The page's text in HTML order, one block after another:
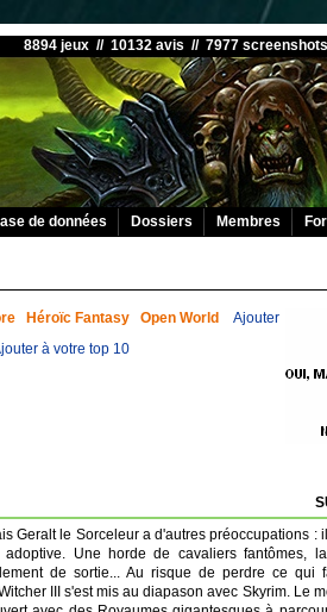
8894 jeux // 10132 avis // 7977
de données Dossiers Membres
Héroïc Fantasy Open World
Ajouter
à votre top 10
Geralt le Sorceleur a d'autres préoccupations :
Une horde de cavaliers fantômes,
de sortie... Au risque de perdre ce qui
III s'est mis au diapason avec Skyrim. Le